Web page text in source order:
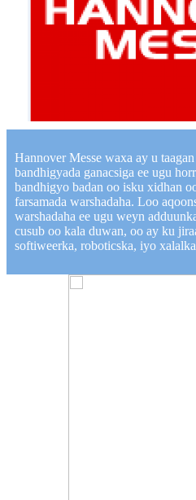
Hannover Messe waxa ay u
bandhigyada ganacsiga ee ugu
bandhigyo badan oo isku xidhan
farsamada warshadaha. Loo
warshadaha ee ugu weyn
cusub oo kala duwan, oo ay ku
softiweerka, roboticska, iyo